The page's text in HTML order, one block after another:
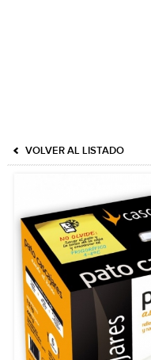
VOLVER AL LISTADO